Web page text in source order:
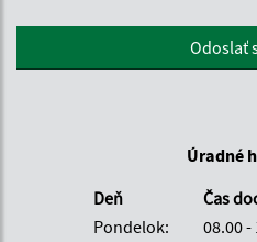
Google reCaptcha ResponseOdoslať
Úradné
Deň
Čas
Pondelok:
08.00 -